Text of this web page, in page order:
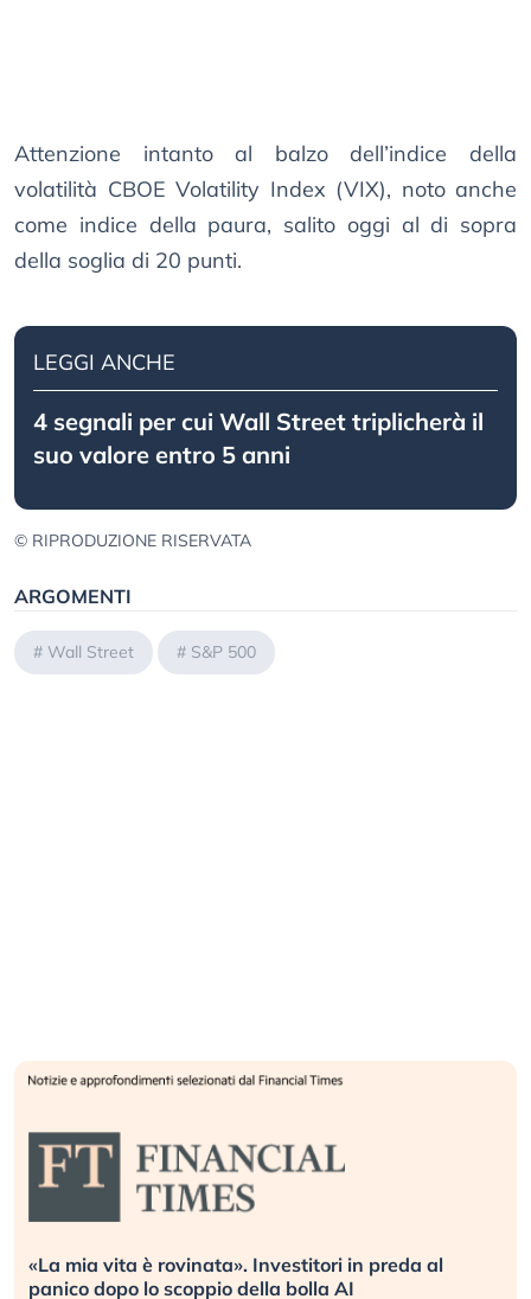
Attenzione intanto al balzo dell’indice della
volatilità CBOE Volatility Index (VIX), noto anche
come indice della paura, salito oggi al di sopra
della soglia di 20 punti.
LEGGI ANCHE
4 segnali per cui Wall Street triplicherà il
suo valore entro 5 anni
© RIPRODUZIONE RISERVATA
ARGOMENTI
# Wall Street # S&P 500
in preda al
Quando la finanza pesa più
L’America sta ripetendo gli errori